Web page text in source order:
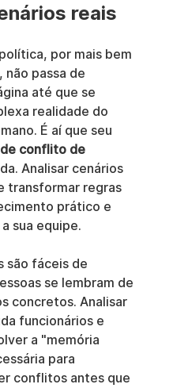
reais
por mais bem
não passa de
até que se
realidade do
É aí que seu
conflito de
Analisar cenários
transformar regras
prático e
sua equipe.
são fáceis de
se lembram de
concretos. Analisar
funcionários e
a "memória
para
conflitos antes que